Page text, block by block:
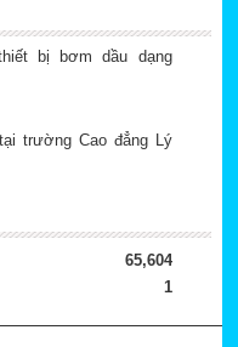
bị bơm dầu dạng
trường Cao đẳng Lý
65,604
1